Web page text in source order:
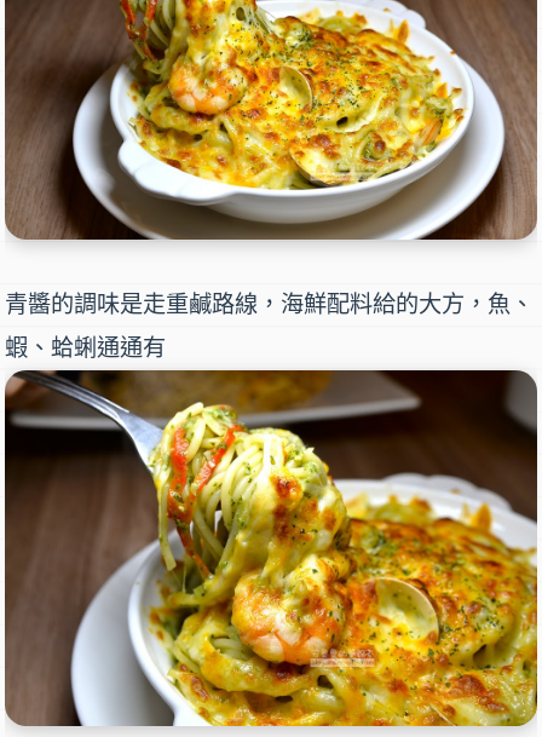
青醬的調味是走重鹹路線，海鮮配料給的大方，魚、
蝦、蛤蜊通通有